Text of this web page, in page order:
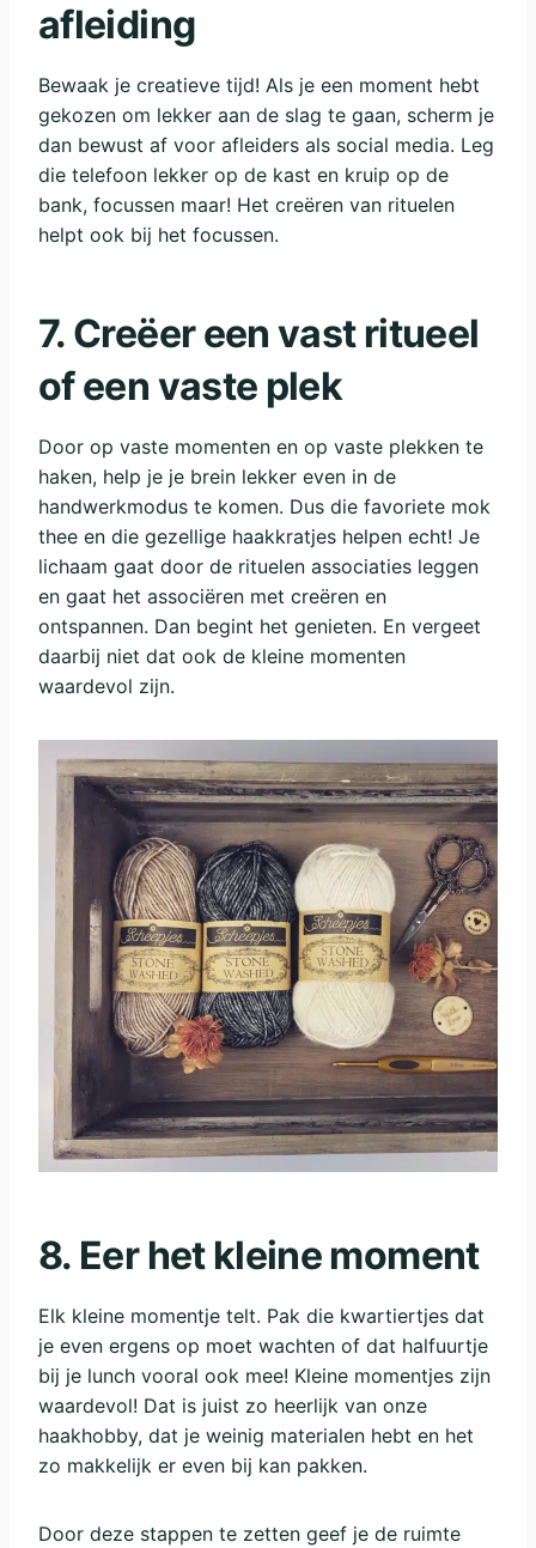
afleiding
Bewaak je creatieve tijd! Als je een moment hebt
gekozen om lekker aan de slag te gaan, scherm je
dan bewust af voor afleiders als social media. Leg
die telefoon lekker op de kast en kruip op de
bank, focussen maar! Het creëren van rituelen
helpt ook bij het focussen.
7. Creëer een vast ritueel
of een vaste plek
Door op vaste momenten en op vaste plekken te
haken, help je je brein lekker even in de
handwerkmodus te komen. Dus die favoriete mok
thee en die gezellige haakkratjes helpen echt! Je
lichaam gaat door de rituelen associaties leggen
en gaat het associëren met creëren en
ontspannen. Dan begint het genieten. En vergeet
daarbij niet dat ook de kleine momenten
waardevol zijn.
8. Eer het kleine moment
Elk kleine momentje telt. Pak die kwartiertjes dat
je even ergens op moet wachten of dat halfuurtje
bij je lunch vooral ook mee! Kleine momentjes zijn
waardevol! Dat is juist zo heerlijk van onze
haakhobby, dat je weinig materialen hebt en het
zo makkelijk er even bij kan pakken.
Door deze stappen te zetten geef je de ruimte